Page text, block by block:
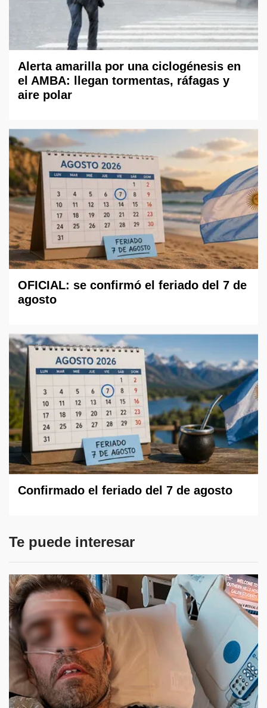
Alerta amarilla por una ciclogénesis en
el AMBA: llegan tormentas, ráfagas y
aire polar
OFICIAL: se confirmó el feriado del 7 de
agosto
Confirmado el feriado del 7 de agosto
Te puede interesar